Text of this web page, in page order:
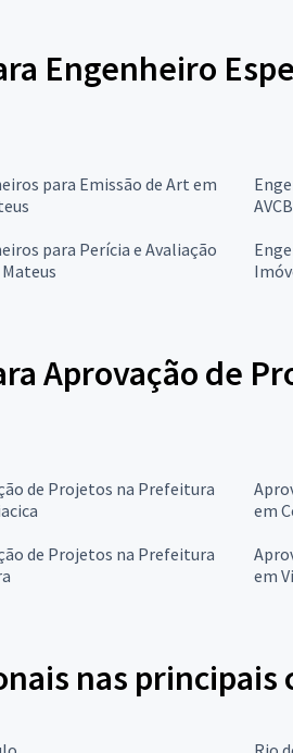
Engenheiro
para Emissão de Art em
para Perícia e Avaliação
Aprovação de
de Projetos na Prefeitura
em
de Projetos na Prefeitura
em
nas principais